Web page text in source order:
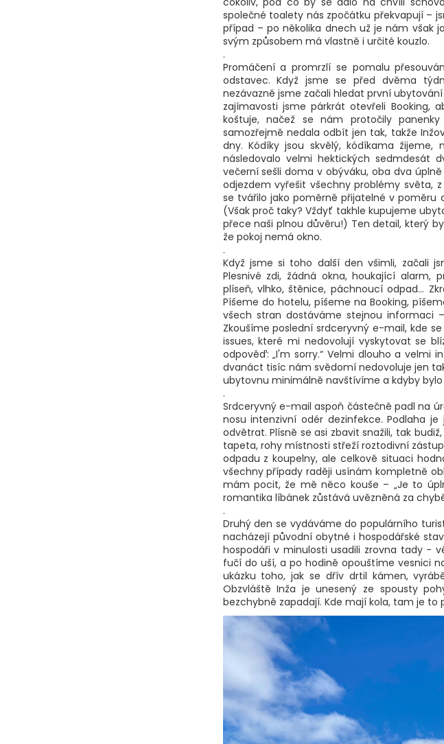
společné toalety nás zpočátku překvapují –
případ – po několika dnech už je nám však
svým způsobem má vlastně i určité kouzlo.
.
Promáčení a promrzlí se pomalu
odstavec. Když jsme se před dvěma
nezávazně jsme začali hledat první
zajímavosti jsme párkrát otevřeli
koštuje, načež se nám protočily
samozřejmě nedala odbít jen tak, takže
dny. Kódíky jsou skvělý, kódíkama
následovalo velmi hektických sedmdesát
večerní sešli doma v obýváku, oba dva
odjezdem vyřešit všechny problémy světa,
se tvářilo jako poměrně přijatelné v
(Však proč taky? Vždyť takhle kupujeme
přece naši plnou důvěru!) Ten detail, který
že pokoj nemá okno.
.
Když jsme si toho další den všimli, začali
Plesnivé zdi, žádná okna, houkající alarm,
plíseň, vlhko, štěnice, páchnoucí odpad...
Píšeme do hotelu, píšeme na Booking,
všech stran dostáváme stejnou informaci
Zkoušíme poslední srdceryvný e-mail, kde
issues, které mi nedovolují vyskytovat se
odpověď: „I'm sorry.“ Velmi dlouho a velmi
dvanáct tisíc nám svědomí nedovoluje jen
ubytovnu minimálně navštívíme a kdyby
.
Srdceryvný e-mail aspoň částečně padl na
nosu intenzivní odér dezinfekce. Podlaha
odvětrat. Plísně se asi zbavit snažili, tak
tapeta, rohy místnosti střeží roztodivní
odpadu z koupelny, ale celkově situaci
všechny případy raději usínám kompletně
mám pocit, že mě něco kouše – „Je to
romantika líbánek zůstává uvězněná za
.
Druhý den se vydáváme do populárního
nacházejí původní obytné i hospodářské
hospodáři v minulosti usadili zrovna tady -
fučí do uší, a po hodině opouštíme vesnici
ukázku toho, jak se dřív drtil kámen,
Obzvláště Inža je unesený ze spousty
bezchybně zapadají. Kde mají kola, tam je to